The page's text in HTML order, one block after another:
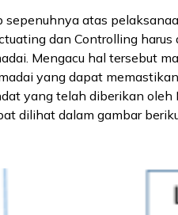
atas
dan Controlling
Mengacu hal tersebut
yang dapat
yang telah diberikan oleh
dilihat dalam gambar